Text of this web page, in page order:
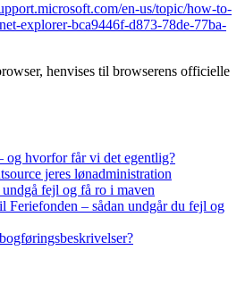
en-us/topic/how-to-
explorer-bca9446f-d873-78de-77ba-
henvises til browserens officielle
hvorfor får vi det egentlig?
jeres lønadministration
fejl og få ro i maven
Feriefonden – sådan undgår du fejl og